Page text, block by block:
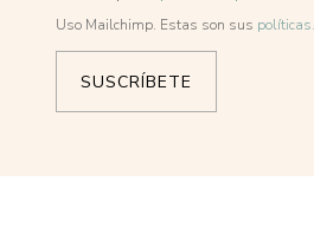
Uso Mailchimp. Estas son sus políticas.